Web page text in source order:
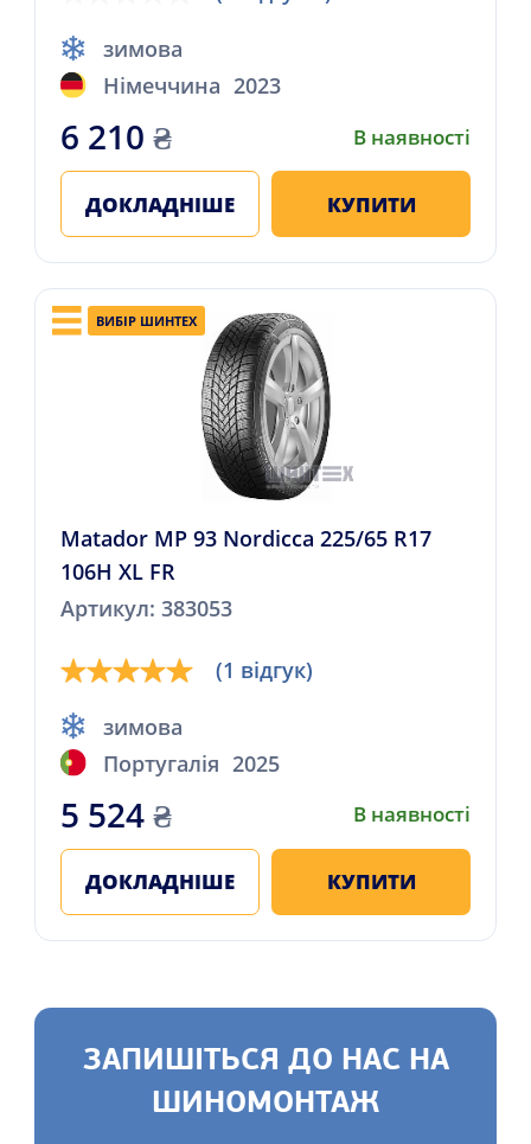
зимова
Німеччина 2023
6 210 ₴ В наявності
ДОКЛАДНІШЕ КУПИТИ
ВИБІР ШИНТЕХ
Matador MP 93 Nordicca 225/65 R17
106H XL FR
Артикул: 383053
(1 відгук)
зимова
Португалія 2025
5 524₴ В наявності
ДОКЛАДНІШЕ КУПИТИ
ЗАПИШІТЬСЯ ДО НАС НА
ШИНОМОНТАЖ